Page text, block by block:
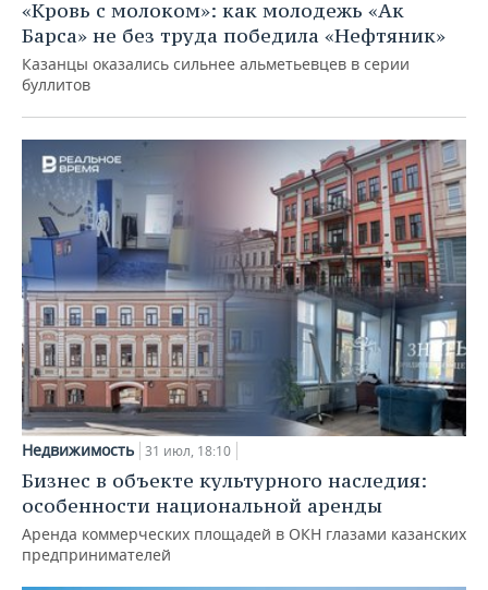
«Кровь с молоком»: как молодежь «Ак
Барса» не без труда победила «Нефтяник»
Казанцы оказались сильнее альметьевцев в серии
буллитов
Недвижимость 31 июл, 18:10
Бизнес в объекте культурного наследия:
особенности национальной аренды
Аренда коммерческих площадей в ОКН глазами казанских
предпринимателей